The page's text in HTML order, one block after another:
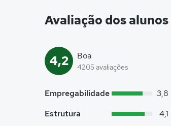
Avaliação dos alunos
4,2 Boa
4205 avaliações
Empregabilidade
3,8
Estrutura
4,1